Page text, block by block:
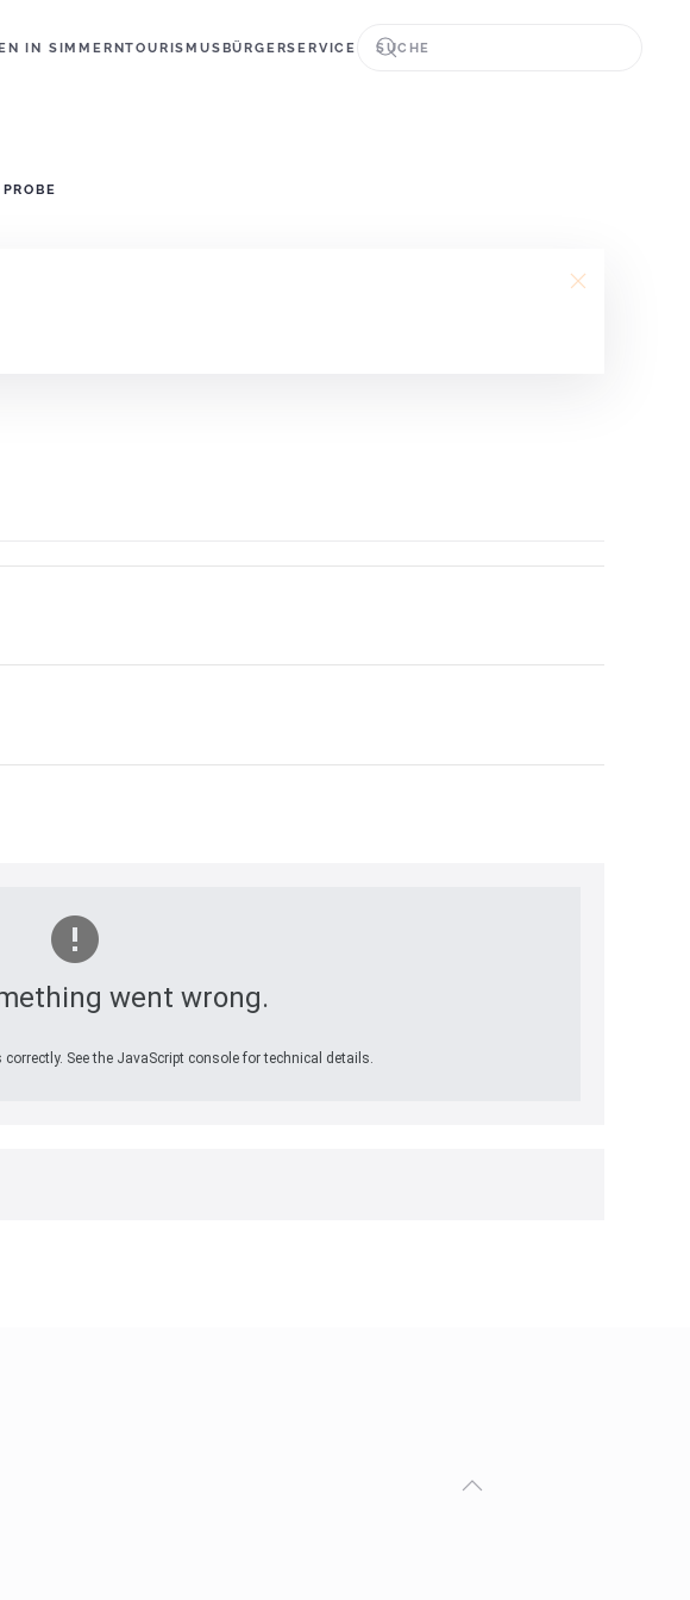
IN SIMMERNTOURISMUSBÜRGERSERVICE
went wrong.
See the JavaScript console for technical details.